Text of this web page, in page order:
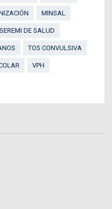
MINSAL
SEREMI DE SALUD
TOS CONVULSIVA
VPH